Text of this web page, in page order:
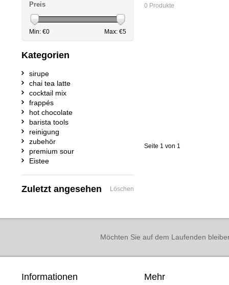
0 Produkte
Seite 1 von 1
Preis
Min: €0 Max: €5
Kategorien
sirupe
chai tea latte
cocktail mix
frappés
hot chocolate
barista tools
reinigung
zubehör
premium sour
Eistee
Zuletzt angesehen Löschen
Möchten Sie auf dem Laufenden
Informationen Mehr